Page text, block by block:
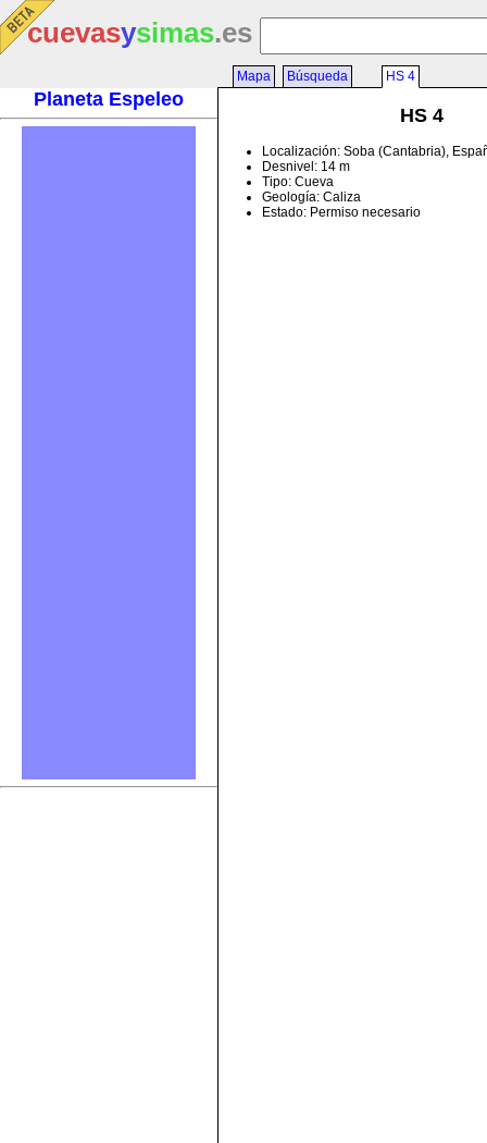
cuevasysimas.es
Planeta Espeleo
Mapa Búsqueda HS 4
HS 4
Localización: Soba (Cantabria),
Desnivel: 14 m
Tipo: Cueva
Geología: Caliza
Estado: Permiso necesario